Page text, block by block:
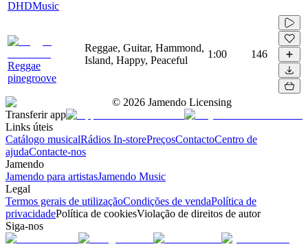
DHDMusic
Reggae
pinegroove
Reggae, Guitar, Hammond,
Island, Happy, Peaceful
1:00 146
© 2026 Jamendo Licensing
Transferir app
Links úteis
Catálogo musicalRádios In-storePreçosContactoCentro de
ajudaContacte-nos
Jamendo
Jamendo para artistasJamendo Music
Legal
Termos gerais de utilizaçãoCondições de vendaPolítica de
privacidadePolítica de cookiesViolação de direitos de autor
Siga-nos